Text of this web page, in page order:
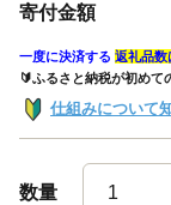
寄付金額
一度に決済する 返礼品数
🔰ふるさと納税が初めて
仕組みについて
数量